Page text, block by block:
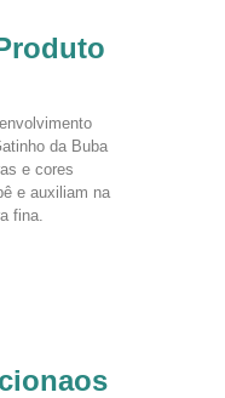
da Buba
e cores
e auxiliam na
fina.